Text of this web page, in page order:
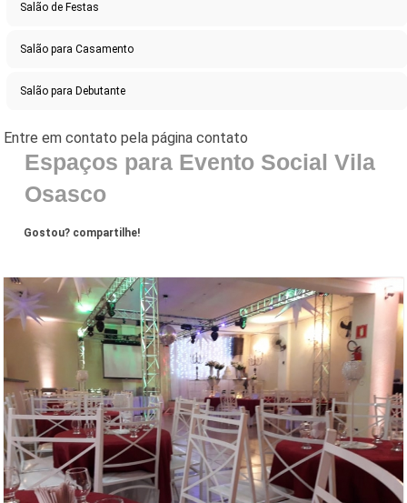
Salão de Festas
Salão para Casamento
Salão para Debutante
Espaços para Evento Social Vila
Osasco
Gostou? compartilhe!